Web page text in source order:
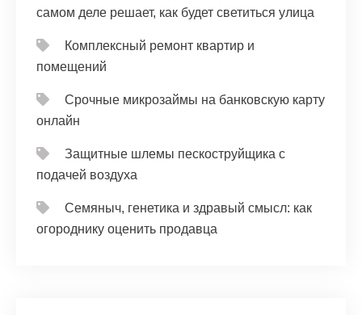
самом деле решает, как будет светиться улица
Комплексный ремонт квартир и
помещений
Срочные микрозаймы на банковскую карту
онлайн
Защитные шлемы пескоструйщика с
подачей воздуха
Семяныч, генетика и здравый смысл: как
огороднику оценить продавца